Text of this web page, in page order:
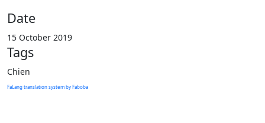
Date
15 October 2019
Tags
Chien
FaLang translation system by Faboba